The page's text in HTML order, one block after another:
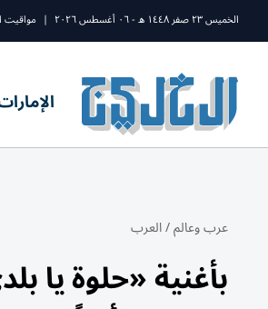
الخميس ٢٣ صفر ١٤٤٨ ه - ٠٦ أغسطس ٢٠٢٦ | مواقيت
عرب وعالم/العرب
بأغنية «حلوة